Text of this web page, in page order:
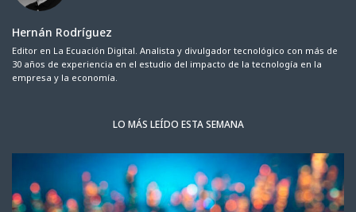
Hernán Rodríguez
Editor en La Ecuación Digital. Analista y divulgador tecnológico con más de
30 años de experiencia en el estudio del impacto de la tecnología en la
empresa y la economía.
LO MÁS LEÍDO ESTA SEMANA